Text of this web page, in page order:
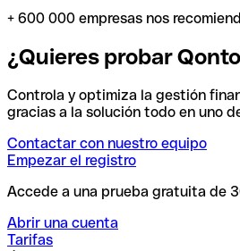
+ 600 000 empresas nos
¿Quieres probar
Controla y optimiza la gestión
gracias a la solución todo en uno
Contactar con nuestro equipo
Empezar el registro
Accede a una prueba gratuita de
Abrir una cuenta
Tarifas